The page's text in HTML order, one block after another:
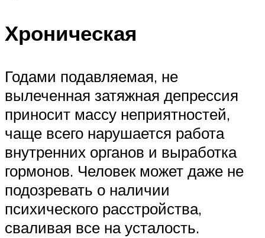
Хроническая
Годами подавляемая, не
вылеченная затяжная депрессия
приносит массу неприятностей,
чаще всего нарушается работа
внутренних органов и выработка
гормонов. Человек может даже не
подозревать о наличии
психического расстройства,
сваливая все на усталость.